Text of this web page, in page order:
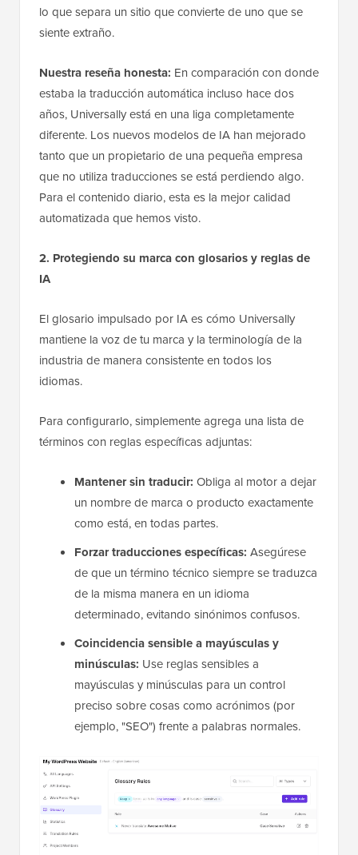
lo que separa un sitio que convierte de uno que se
siente extraño.
Nuestra reseña honesta: En comparación con donde
estaba la traducción automática incluso hace dos
años, Universally está en una liga completamente
diferente. Los nuevos modelos de IA han mejorado
tanto que un propietario de una pequeña empresa
que no utiliza traducciones se está perdiendo algo.
Para el contenido diario, esta es la mejor calidad
automatizada que hemos visto.
2. Protegiendo su marca con glosarios y reglas de
IA
El glosario impulsado por IA es cómo Universally
mantiene la voz de tu marca y la terminología de la
industria de manera consistente en todos los
idiomas.
Para configurarlo, simplemente agrega una lista de
términos con reglas específicas adjuntas:
Mantener sin traducir: Obliga al motor a dejar
un nombre de marca o producto exactamente
como está, en todas partes.
Forzar traducciones específicas: Asegúrese
de que un término técnico siempre se traduzca
de la misma manera en un idioma
determinado, evitando sinónimos confusos.
Coincidencia sensible a mayúsculas y
minúsculas: Use reglas sensibles a
mayúsculas y minúsculas para un control
preciso sobre cosas como acrónimos (por
ejemplo, "SEO") frente a palabras normales.